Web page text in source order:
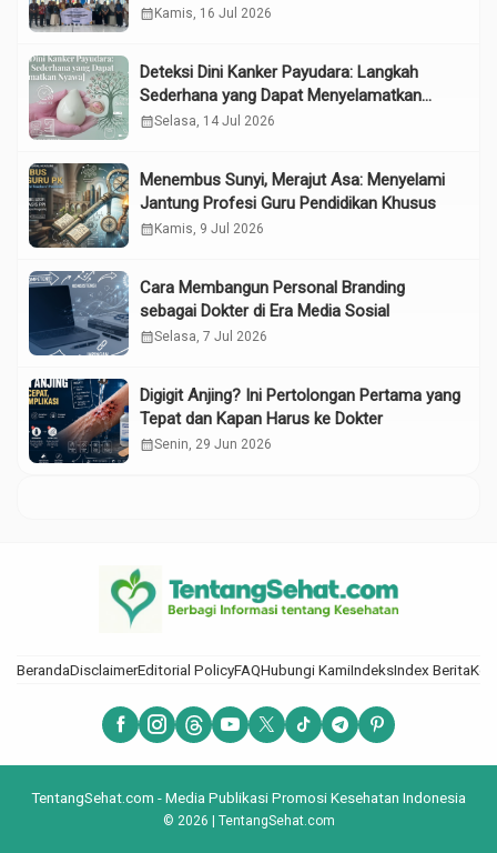
Lansia melalui Edukasi dan Konseling di
calendar_month Kamis, 16 Jul 2026
Deteksi Dini Kanker Payudara: Langkah
Sederhana yang Dapat Menyelamatkan
Nyawa
calendar_monthSelasa, 14 Jul 2026
Menembus Sunyi, Merajut Asa: Menyelami
Jantung Profesi Guru Pendidikan Khusus
calendar_month Kamis, 9 Jul 2026
Cara Membangun Personal Branding
sebagai Dokter di Era Media Sosial
calendar_monthSelasa, 7 Jul 2026
Digigit Anjing? Ini Pertolongan Pertama yang
Tepat dan Kapan Harus ke Dokter
calendar_monthSenin, 29 Jun 2026
BerandaDisclaimerEditorial PolicyFAQHubungi KamiIndeksIndex Berita
TentangSehat.com - Media Publikasi Promosi Kesehatan Indonesia
© 2026 | TentangSehat.com